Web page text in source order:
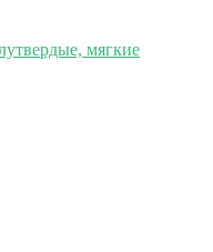
мягкие